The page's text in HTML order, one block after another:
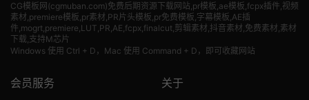
CG模板网(cgmuban.com)免费后期资源下载网站,pr模板,ae模板,fcpx插件,视频
素材,premiere模板,pr素材,PR片头模板,pr免费模板,字幕模板,AE插
件,mogrt,premiere,LUT,PR,AE,fcpx,finalcut,剪辑素材,抖音素材,免费素材,素材
下载,支持M芯片
Windows 使用 Ctrl + D，Mac 使用 Command + D，即可收藏网站
会员服务 关于